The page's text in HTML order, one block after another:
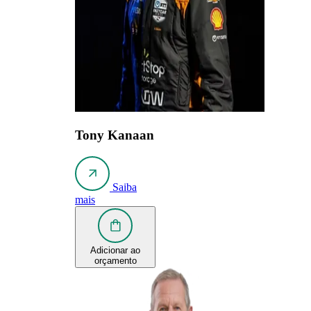
Tony Kanaan
Saiba
mais
Adicionar ao
orçamento